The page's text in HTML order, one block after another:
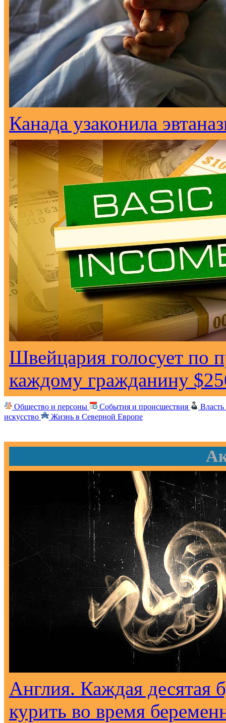
Канада узаконила
Швейцария голосует по
каждому гражданину
Общество и персоны События и происшествия
искусство
Жизнь в Северной Европе
Англия. Каждая десятая
курить во время